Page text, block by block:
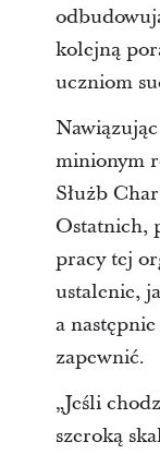
kolejną
uczniom
minionym
Służb
Ostatnich,
pracy tej
ustalenie,
a
zapewnić.
„Jeśli
szeroką